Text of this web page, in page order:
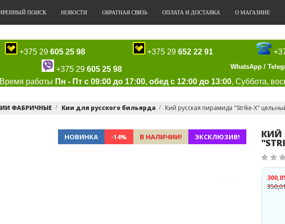
ПОИСК НОВОСТИ ОБРАТНАЯ СВЯЗЬ ОПЛАТА И ДОСТАВКА О МАГАЗИНЕ
+375 29 605 25 98 +375 29 652 22 91
+375 29 605 25 98 WhatsApp /
Время работы Пн - Пт с 09:00 до 17:00, обед с 12:00 до 13:00, Суббота,
ФАБРИЧНЫЕ Кии для русского бильярда Кий русская пирамида "Strike-X"
НОВИНКА -14% В НАЛИЧИИ! ЭКСКЛЮЗИВ! КИЙ